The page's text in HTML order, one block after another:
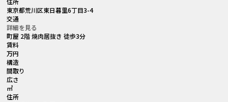
東京都荒川区東日暮里6丁目3-4
交通
詳細を見る
町屋 2階 焼肉居抜き 徒歩3分
賃料
万円
構造
間取り
広さ
㎡
住所